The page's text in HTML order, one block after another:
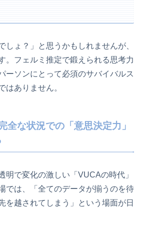
しょ？」と思うかもしれませんが、
。フェルミ推定で鍛えられる思考力
ーソンにとって必須のサバイバルス
はありません。
全な状況での「意思決定力」
明で変化の激しい「VUCAの時代」
では、「全てのデータが揃うのを待
を越されてしまう」という場面が日